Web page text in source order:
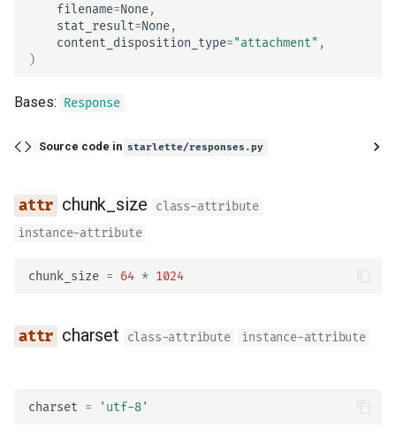
filename=None,
stat_result=None,
content_disposition_type="attachment" ,
)
Bases: Response
Source code in starlette/responses.py
chunk_size
class-attribute
instance-attribute
chunk_size = 64 * 1024
charset class-attribute instance-attribute
charset = 'utf-8'